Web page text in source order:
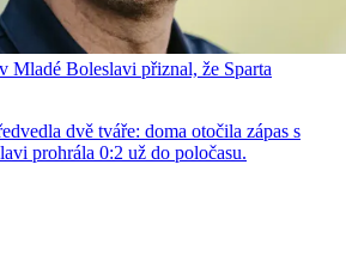
Mladé Boleslavi přiznal, že Sparta
dvě tváře: doma otočila zápas s
prohrála 0:2 už do poločasu.